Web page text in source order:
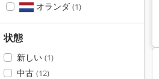
オランダ (1)
状態
新しい (1)
中古 (12)